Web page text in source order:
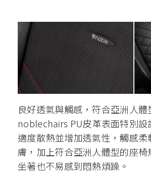
良好透氣與觸感，符合亞洲人
noblechairs PU皮革表面特別設
適度散熱並增加透氣性，觸感柔
膚，加上符合亞洲人體型的座椅
坐著也不易感到悶熱煩躁。